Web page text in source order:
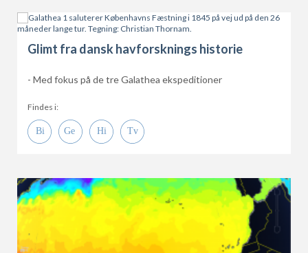
Glimt fra dansk havforsknings historie
- Med fokus på de tre Galathea ekspeditioner
Findes i: